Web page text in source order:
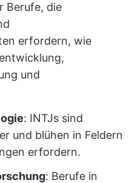
Berufe, die
erfordern, wie
und
: INTJs sind
und blühen in Feldern
erfordern.
: Berufe in